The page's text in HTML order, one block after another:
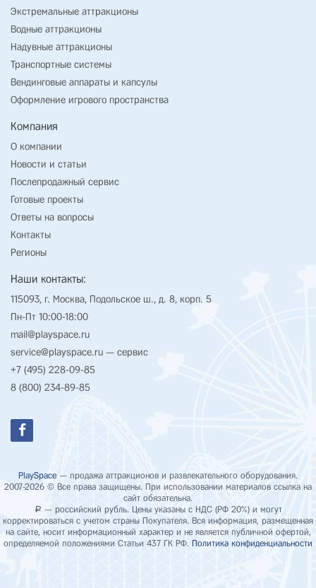
Экстремальные аттракционы
Водные аттракционы
Надувные аттракционы
Транспортные системы
Вендинговые аппараты и капсулы
Оформление игрового пространства
Компания
О компании
Новости и статьи
Послепродажный сервис
Готовые проекты
Ответы на вопросы
Контакты
Регионы
Наши контакты:
115093, г. Москва, Подольское ш., д. 8, корп. 5
Пн-Пт 10:00-18:00
mail@playspace.ru
service@playspace.ru — сервис
+7 (495) 228-09-85
8 (800) 234-89-85
PlaySpace — продажа аттракционов и развлекательного оборудования.
2007-2026 © Все права защищены. При использовании материалов ссылка на
сайт обязательна.
Р — российский рубль. Цены указаны с НДС (РФ 20%) и могут
корректироваться с учетом страны Покупателя. Вся информация, размещенная
на сайте, носит информационный характер и не является публичной офертой,
определяемой положениями Статьи 437 ГК РФ. Политика конфиденциальности